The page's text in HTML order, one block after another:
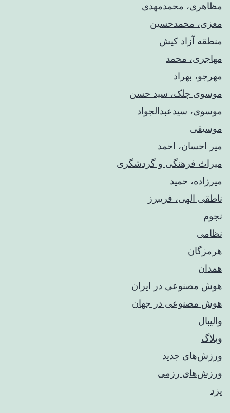
مظاهری، محمدمهدی
معزی، محمدحسین
منطقه آزاد کیش
مهاجری، محمد
مهرجو، بهراد
موسوی چلک، سید حسن
موسوی، سیدعبدالجواد
موسیقی
میر احسان، احمد
میراث فرهنگی و گردشگری
میرزاده، حمید
ناطقی الهی، فریبرز
نجوم
نظامی
هرمزگان
همدان
هوش مصنوعی در ایران
هوش مصنوعی در جهان
والیبال
وبلاگ
ورزش‌های جدید
ورزش‌های رزمی
یزد